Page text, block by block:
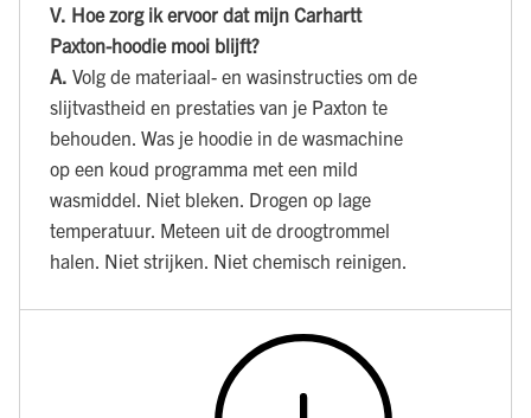
V. Hoe zorg ik ervoor dat mijn Carhartt
Paxton-hoodie mooi blijft?
A. Volg de materiaal- en wasinstructies om de
slijtvastheid en prestaties van je Paxton te
behouden. Was je hoodie in de wasmachine
op een koud programma met een mild
wasmiddel. Niet bleken. Drogen op lage
temperatuur. Meteen uit de droogtrommel
halen. Niet strijken. Niet chemisch reinigen.